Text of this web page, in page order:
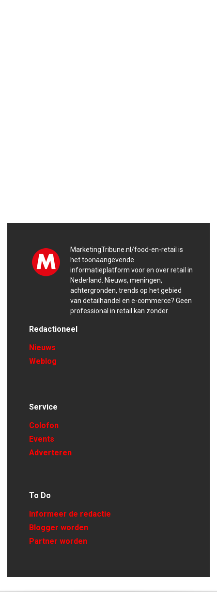
MarketingTribune.nl/food-en-retail is
het toonaangevende
informatieplatform voor en over retail in
Nederland. Nieuws, meningen,
achtergronden, trends op het gebied
van detailhandel en e-commerce? Geen
professional in retail kan zonder.
Redactioneel
Nieuws
Weblog
Service
Colofon
Events
Adverteren
To Do
Informeer de redactie
Blogger worden
Partner worden